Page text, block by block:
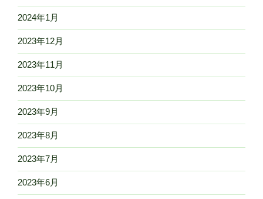
2024年1月
2023年12月
2023年11月
2023年10月
2023年9月
2023年8月
2023年7月
2023年6月